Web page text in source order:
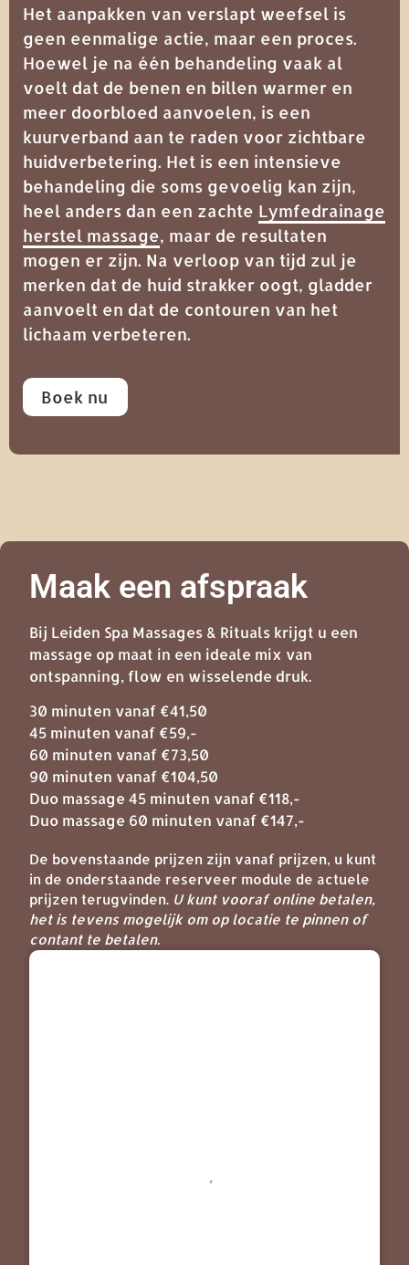
Het aanpakken van verslapt weefsel is
geen eenmalige actie, maar een proces.
Hoewel je na één behandeling vaak al
voelt dat de benen en billen warmer en
meer doorbloed aanvoelen, is een
kuurverband aan te raden voor zichtbare
huidverbetering. Het is een intensieve
behandeling die soms gevoelig kan zijn,
heel anders dan een zachte Lymfedrainage
herstel massage, maar de resultaten
mogen er zijn. Na verloop van tijd zul je
merken dat de huid strakker oogt, gladder
aanvoelt en dat de contouren van het
lichaam verbeteren.
Boek nu
Maak een afspraak
Bij Leiden Spa Massages & Rituals krijgt u een
massage op maat in een ideale mix van
ontspanning, flow en wisselende druk.
30 minuten vanaf €41,50
45 minuten vanaf €59,-
60 minuten vanaf €73,50
90 minuten vanaf €104,50
Duo massage 45 minuten vanaf €118,-
Duo massage 60 minuten vanaf €147,-
De bovenstaande prijzen zijn vanaf prijzen, u kunt
in de onderstaande reserveer module de actuele
prijzen terugvinden. U kunt vooraf online betalen,
het is tevens mogelijk om op locatie te pinnen of
contant te betalen.